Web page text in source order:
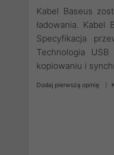
Kabel Baseus
ładowania. Kabel
Specyfikacja
Technologia
kopiowaniu i
Dodaj pierwszą opinię